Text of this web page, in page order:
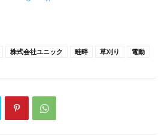
株式会社ユニック 畦畔 草刈り 電動